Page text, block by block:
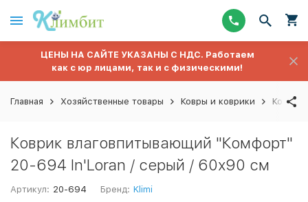
ЦЕНЫ НА САЙТЕ УКАЗАНЫ С НДС. Работаем
как с юр лицами, так и с физическими!
Главная Хозяйственные товары Ковры и коврики Коврик
Коврик влаговпитывающий "Комфорт"
20-694 In'Loran / серый / 60х90 см
Артикул: 20-694 Бренд: Klimi